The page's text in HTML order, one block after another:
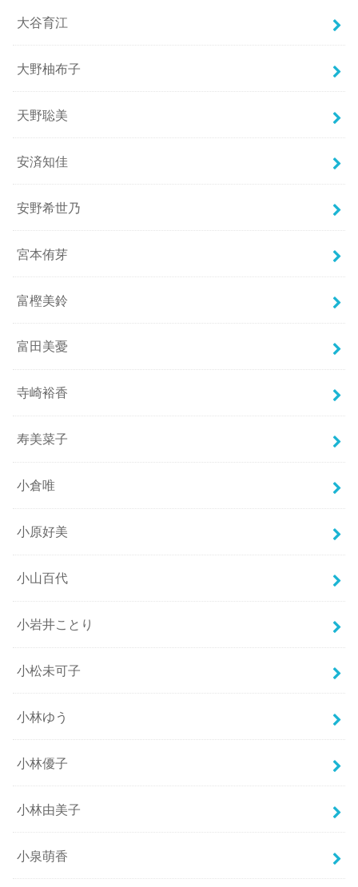
大谷育江
大野柚布子
天野聡美
安済知佳
安野希世乃
宮本侑芽
富樫美鈴
富田美憂
寺崎裕香
寿美菜子
小倉唯
小原好美
小山百代
小岩井ことり
小松未可子
小林ゆう
小林優子
小林由美子
小泉萌香